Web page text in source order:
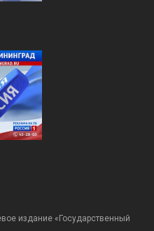
издание «Государственный